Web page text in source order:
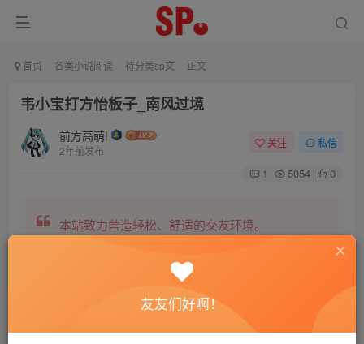
首页 各类小说阅读 待分类sp文 正文
韦小宝打方怡板子_南风过境
前方高萌!
2年前发布
关注 私信
1 5054 0
本站致力营造轻松、舒适的交友环境。
另有小说阅读站点，网罗包括训诫文、腐文在内的
友友们好啊！